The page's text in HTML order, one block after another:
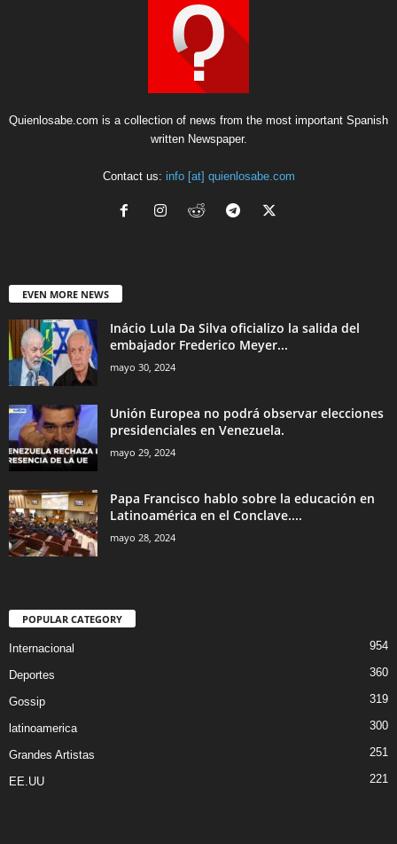
Quienlosabe.com is a collection of news from the most important Spanish
written Newspaper.
Contact us: info [at] quienlosabe.com
EVEN MORE NEWS
Inácio Lula Da Silva oficializo la salida del
embajador Frederico Meyer...
mayo 30, 2024
Unión Europea no podrá observar elecciones
presidenciales en Venezuela.
mayo 29, 2024
Papa Francisco hablo sobre la educación en
Latinoamérica en el Conclave....
mayo 28, 2024
POPULAR CATEGORY
Internacional 954
Deportes 360
Gossip 319
latinoamerica 300
Grandes Artistas 251
EE.UU 221